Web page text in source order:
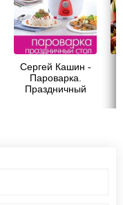
Сергей Кашин -
Пароварка.
Праздничный